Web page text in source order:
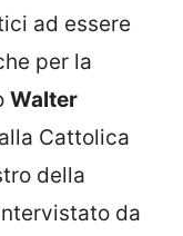
ad essere
per la
Walter
Cattolica
della
da